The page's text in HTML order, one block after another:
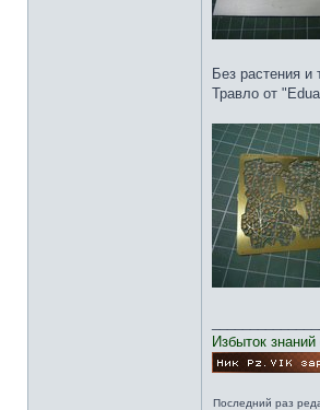
Без растения и
Травло от
Избыток
Последний раз